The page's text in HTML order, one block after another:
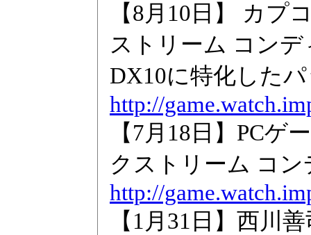
【8月10日】 カプ
ストリーム コン
DX10に特化した
http://
【7月18日】PC
クストリーム コ
http://
【1月31日】西川